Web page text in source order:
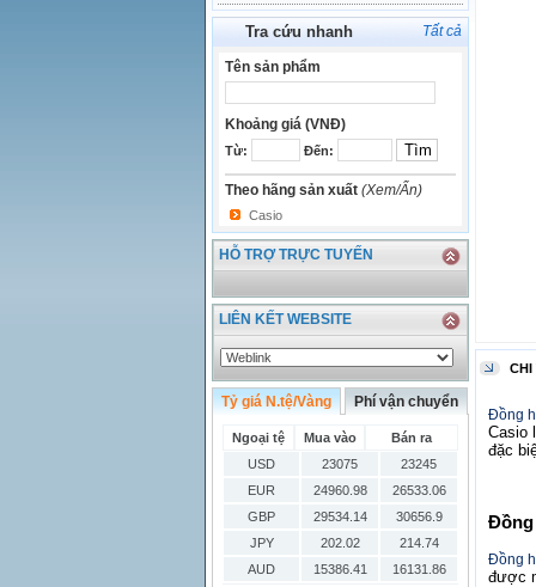
Tra cứu nhanh Tất cả
Tên sản phẩm
Khoảng giá (VNĐ)
Từ: Đến:
Theo hãng sản xuất (Xem/Ẩn)
Casio
HỖ TRỢ TRỰC TUYẾN
LIÊN KẾT WEBSITE
Tỷ giá N.tệ/Vàng Phí vận chuyển
Ngoại tệ Mua vào
Bán ra
USD
23075
23245
EUR
24960.98
26533.06
GBP
29534.14
30656.9
JPY
202.02
214.74
AUD
15386.41
16131.86
CHI
Đồng
Casio
đặc
Đồng
Đồng
được